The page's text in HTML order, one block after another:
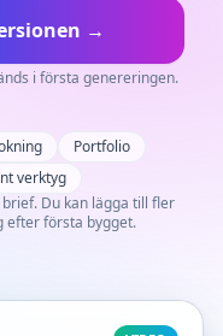
→
i första genereringen.
Portfolio
verktyg
Du kan lägga till fler
efter första bygget.